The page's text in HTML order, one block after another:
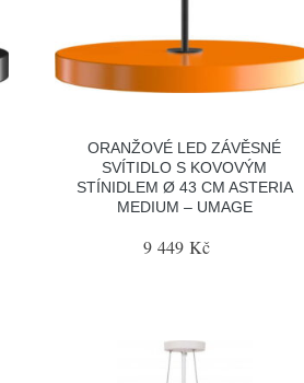
ORANŽOVÉ LED ZÁVĚSNÉ
SVÍTIDLO S KOVOVÝM
STÍNIDLEM Ø 43 CM ASTERIA
MEDIUM – UMAGE
9 449 Kč